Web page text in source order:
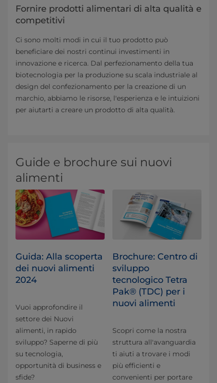
Fornire prodotti alimentari di alta qualità e
competitivi
Ci sono molti modi in cui il tuo prodotto può
beneficiare dei nostri continui investimenti in
innovazione e ricerca. Dal perfezionamento della tua
biotecnologia per la produzione su scala industriale al
design del confezionamento per la creazione di un
marchio, abbiamo le risorse, l'esperienza e le intuizioni
per aiutarti a creare un prodotto di alta qualità.
Guide e brochure sui nuovi
alimenti
Guida: Alla scoperta
dei nuovi alimenti
2024
Vuoi approfondire il
settore dei Nuovi
alimenti, in rapido
sviluppo? Saperne di più
su tecnologia,
opportunità di business e
sfide?
Brochure: Centro di
sviluppo
tecnologico Tetra
Pak® (TDC) per i
nuovi alimenti
Scopri come la nostra
struttura all'avanguardia
ti aiuti a trovare i modi
più efficienti e
convenienti per portare